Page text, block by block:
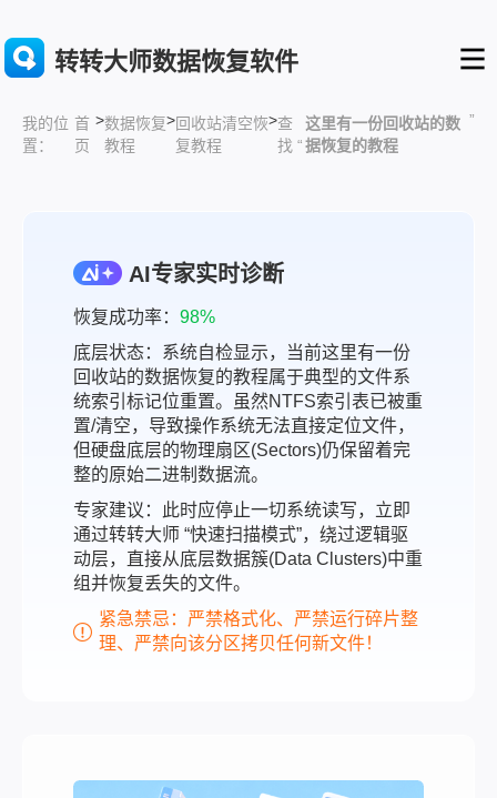
转转大师数据恢复软件
我的位
置：
首
页
>数据恢复
教程
>回收站清空恢
复教程
>查
找 “
这里有一份回收站的数
据恢复的教程
”
AI专家实时诊断
恢复成功率： 98%
底层状态：系统自检显示，当前这里有一份
回收站的数据恢复的教程属于典型的文件系
统索引标记位重置。虽然NTFS索引表已被重
置/清空，导致操作系统无法直接定位文件，
但硬盘底层的物理扇区(Sectors)仍保留着完
整的原始二进制数据流。
专家建议：此时应停止一切系统读写，立即
通过转转大师 “快速扫描模式”，绕过逻辑驱
动层，直接从底层数据簇(Data Clusters)中重
组并恢复丢失的文件。
紧急禁忌：严禁格式化、严禁运行碎片整
理、严禁向该分区拷贝任何新文件！